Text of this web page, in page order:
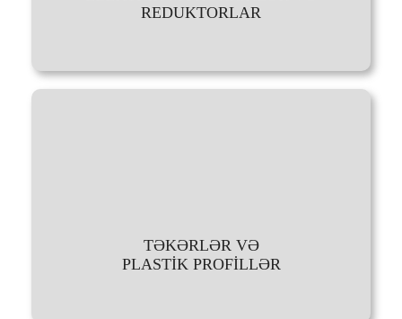
REDUKTORLAR
TƏKƏRLƏR VƏ
PLASTİK PROFİLLƏR